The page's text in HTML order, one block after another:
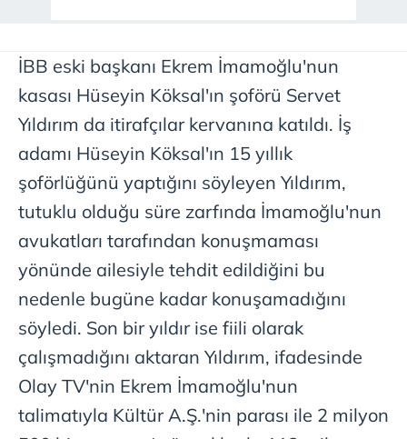
İBB eski başkanı Ekrem İmamoğlu'nun
kasası Hüseyin Köksal'ın şoförü Servet
Yıldırım da itirafçılar kervanına katıldı. İş
adamı Hüseyin Köksal'ın 15 yıllık
şoförlüğünü yaptığını söyleyen Yıldırım,
tutuklu olduğu süre zarfında İmamoğlu'nun
avukatları tarafından konuşmaması
yönünde ailesiyle tehdit edildiğini bu
nedenle bugüne kadar konuşamadığını
söyledi. Son bir yıldır ise fiili olarak
çalışmadığını aktaran Yıldırım, ifadesinde
Olay TV'nin Ekrem İmamoğlu'nun
talimatıyla Kültür A.Ş.'nin parası ile 2 milyon